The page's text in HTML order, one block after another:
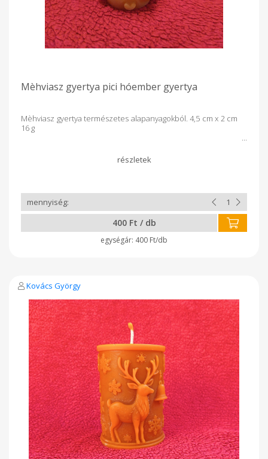
Mèhviasz gyertya pici hóember gyertya
Mèhviasz gyertya természetes alapanyagokból. 4,5 cm x 2 cm
16 g
400 Ft / db
400 Ft/db
Kovács György